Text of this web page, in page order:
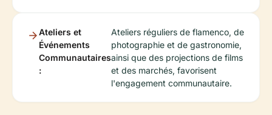
Ateliers et
Événements
Communautaires
:
Ateliers réguliers de flamenco, de
photographie et de gastronomie,
ainsi que des projections de films
et des marchés, favorisent
l'engagement communautaire.